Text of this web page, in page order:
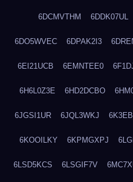
6DCMVTHM 6DDK07UL
6DO5WVEC 6DPAK2I3
6EI21UCB 6EMNTEE0
6H6L0Z3E 6HD2DCBO
6JGSI1UR 6JQL3WKJ
6KOOILKY 6KPMGXPJ
6LSD5KCS 6LSGIF7V